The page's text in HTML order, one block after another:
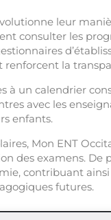
leur
consulter les
renforcent la
à un calendrier
avec les
enfants.
Mon ENT
des examens. De
contribuant
futures.